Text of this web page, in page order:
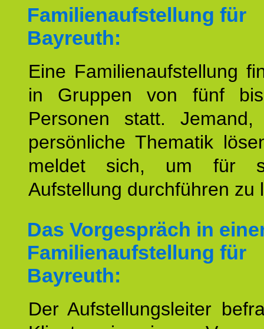
Familienaufstellung für
Bayreuth:
Eine Familienaufstellung
in Gruppen von fünf
Personen statt.
persönliche Thematik
meldet sich, um für
Aufstellung durchführen zu
Das Vorgespräch in
Familienaufstellung für
Bayreuth:
Der Aufstellungsleiter